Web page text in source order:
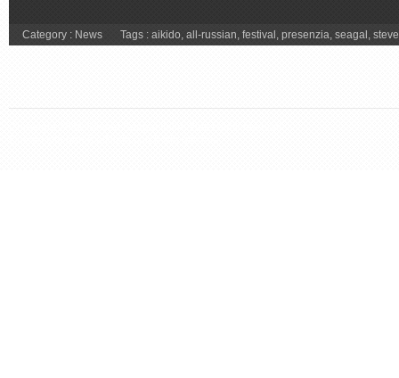
Category : News Tags : aikido, all-russian, festival , presenzia, seagal ,